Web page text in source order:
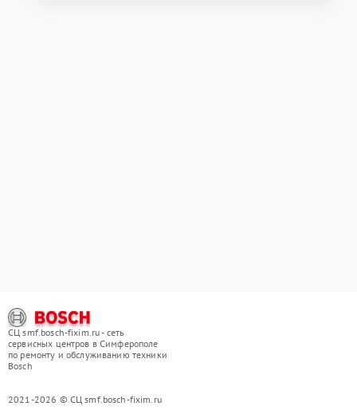
СЦ smf.bosch-fixim.ru - сеть
сервисных центров в Симферополе
по ремонту и обслуживанию техники
Bosch
2021-2026 © СЦ smf.bosch-fixim.ru